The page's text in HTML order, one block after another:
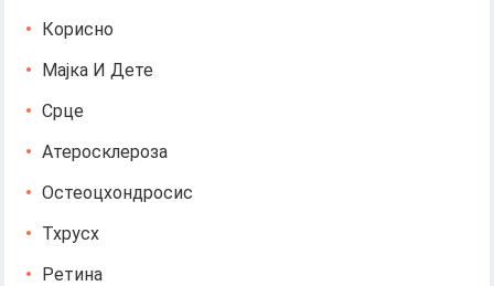
Корисно
Мајка И Дете
Срце
Атеросклероза
Остеоцхондросис
Тхрусх
Ретина